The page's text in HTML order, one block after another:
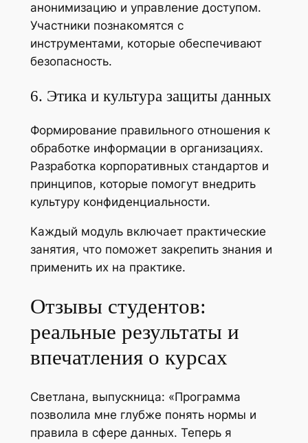
анонимизацию и управление доступом.
Участники познакомятся с
инструментами, которые обеспечивают
безопасность.
6. Этика и культура защиты данных
Формирование правильного отношения к
обработке информации в организациях.
Разработка корпоративных стандартов и
принципов, которые помогут внедрить
культуру конфиденциальности.
Каждый модуль включает практические
занятия, что поможет закрепить знания и
применить их на практике.
Отзывы студентов:
реальные результаты и
впечатления о курсах
Светлана, выпускница: «Программа
позволила мне глубже понять нормы и
правила в сфере данных. Теперь я